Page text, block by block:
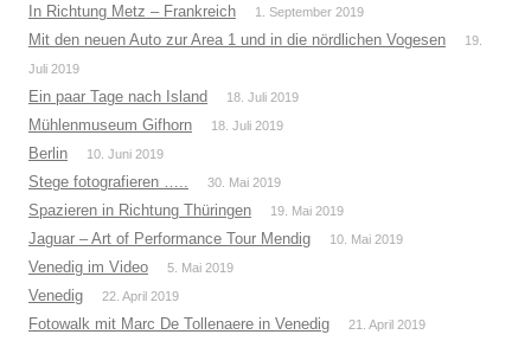
In Richtung Metz – Frankreich 1. September 2019
Mit den neuen Auto zur Area 1 und in die nördlichen Vogesen
19.
Juli 2019
Ein paar Tage nach Island 18. Juli 2019
Mühlenmuseum Gifhorn 18. Juli 2019
Berlin 10. Juni 2019
Stege fotografieren ….. 30. Mai 2019
Spazieren in Richtung Thüringen 19. Mai 2019
Jaguar – Art of Performance Tour Mendig 10. Mai 2019
Venedig im Video 5. Mai 2019
Venedig 22. April 2019
Fotowalk mit Marc De Tollenaere in Venedig 21. April 2019